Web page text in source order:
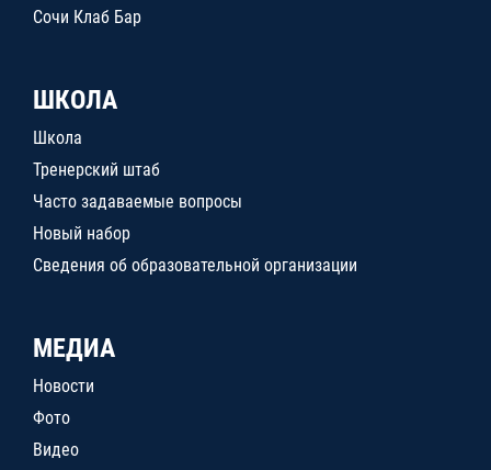
Сочи Клаб Бар
ШКОЛА
Школа
Тренерский штаб
Часто задаваемые вопросы
Новый набор
Сведения об образовательной организации
МЕДИА
Новости
Фото
Видео